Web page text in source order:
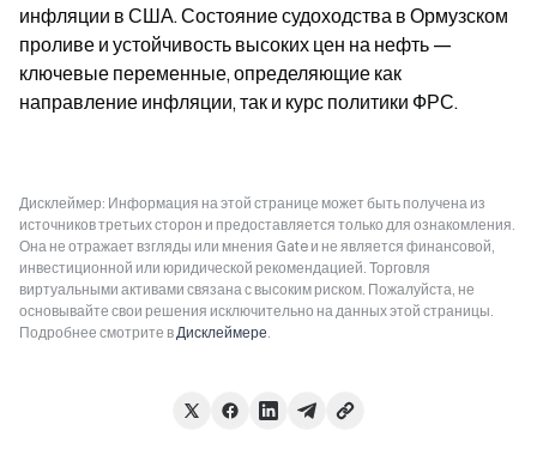
инфляции в США. Состояние судоходства в Ормузском
проливе и устойчивость высоких цен на нефть —
ключевые переменные, определяющие как
направление инфляции, так и курс политики ФРС.
Дисклеймер: Информация на этой странице может быть получена из
источников третьих сторон и предоставляется только для ознакомления.
Она не отражает взгляды или мнения Gate и не является финансовой,
инвестиционной или юридической рекомендацией. Торговля
виртуальными активами связана с высоким риском. Пожалуйста, не
основывайте свои решения исключительно на данных этой страницы.
Подробнее смотрите вДисклеймере.